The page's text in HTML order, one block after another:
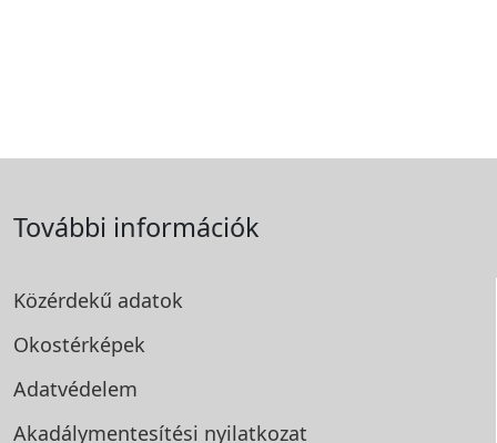
További információk
Közérdekű adatok
Okostérképek
Adatvédelem
Akadálymentesítési nyilatkozat